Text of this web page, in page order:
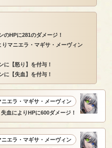
のHPに281のダメージ！
りマニエラ・マギサ・メーヴィン
に【怒り】を付与！
に【失血】を付与！
ニエラ・マギサ・メーヴィン
失血によりHPに600ダメージ！
ニエラ・マギサ・メーヴィン